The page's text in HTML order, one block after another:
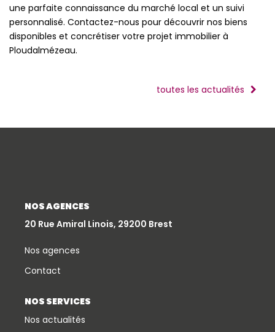
une parfaite connaissance du marché local et un suivi
personnalisé. Contactez-nous pour découvrir nos biens
disponibles et concrétiser votre projet immobilier à
Ploudalmézeau.
toutes les actualités
NOS AGENCES
20 Rue Amiral Linois, 29200 Brest
Nos agences
Contact
NOS SERVICES
Nos actualités